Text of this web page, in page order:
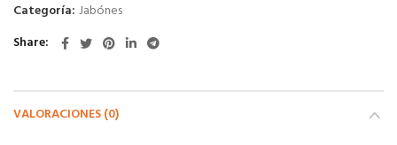
Categoría: Jabónes
Share
VALORACIONES (0)